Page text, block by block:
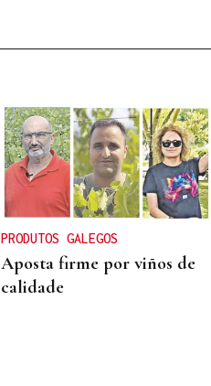
PRODUTOS GALEGOS
Aposta firme por viños de
calidade